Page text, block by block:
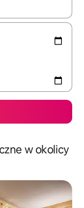
się po nich za
w okolicy